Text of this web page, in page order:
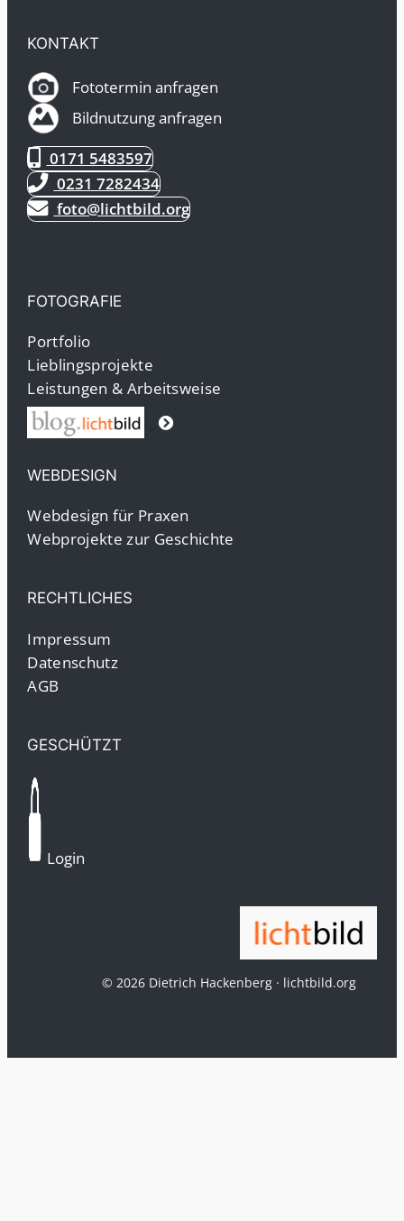
KONTAKT
Fototermin anfragen
Bildnutzung anfragen
0171 5483597
0231 7282434
foto@lichtbild.org
FOTOGRAFIE
Portfolio
Lieblingsprojekte
Leistungen & Arbeitsweise
WEBDESIGN
Webdesign für Praxen
Webprojekte zur Geschichte
RECHTLICHES
Impressum
Datenschutz
AGB
GESCHÜTZT
Login
© 2026 Dietrich Hackenberg · lichtbild.org